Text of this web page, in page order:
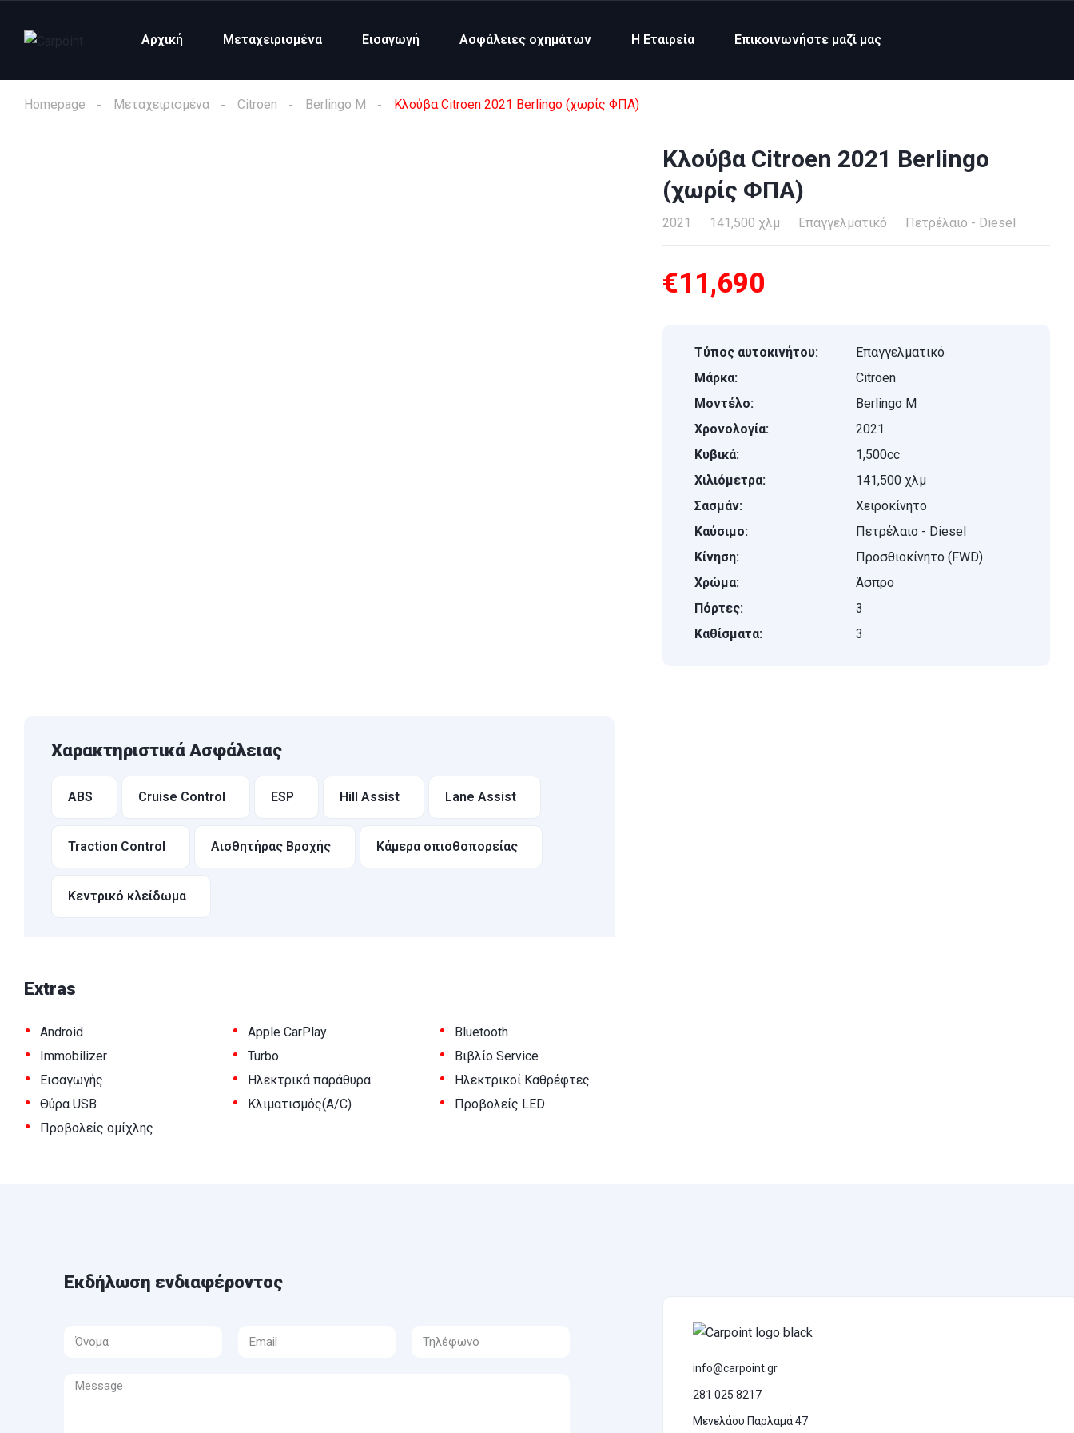
Αρχική Μεταχειρισμένα Εισαγωγή Ασφάλειες οχημάτων Η Εταιρεία Επικοινωνήστε μαζί μας
Homepage Μεταχειρισμένα Citroen Berlingo M Κλούβα Citroen 2021 Berlingo (χωρίς ΦΠΑ)
Χαρακτηριστικά Ασφάλειας
ABS Cruise Control ESP Hill Assist Lane Assist
Traction Control Αισθητήρας Βροχής Κάμερα οπισθοπορείας
Κεντρικό κλείδωμα
Extras
• Android • Apple CarPlay • Bluetooth
• Immobilizer • Turbo • Βιβλίο Service
• Εισαγωγής • Ηλεκτρικά παράθυρα • Ηλεκτρικοί Καθρέφτες
• Θύρα USB • Κλιματισμός(A/C) • Προβολείς LED
• Προβολείς ομίχλης
Κλούβα Citroen 2021 Berlingo
(χωρίς ΦΠΑ)
2021 141,500 χλμ Επαγγελματικό Πετρέλαιο - Diesel
€11,690
Τύπος αυτοκινήτου:
Επαγγελματικό
Μάρκα:
Citroen
Μοντέλο:
Berlingo M
Χρονολογία:
2021
Κυβικά:
1,500cc
Χιλιόμετρα:
141,500 χλμ
Σασμάν:
Χειροκίνητο
Καύσιμο:
Πετρέλαιο - Diesel
Κίνηση:
Προσθιοκίνητο (FWD)
Χρώμα:
Άσπρο
Πόρτες:
3
Καθίσματα:
3
Εκδήλωση ενδιαφέροντος
info@carpoint.gr
281 025 8217
Μενελάου Παρλαμά 47